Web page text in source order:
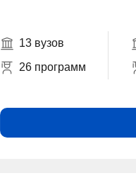
13 вузов
26 программ